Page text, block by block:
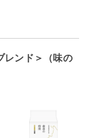
ンド＞（味の